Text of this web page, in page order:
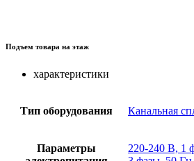
Подъем товара на этаж
характеристики
Тип оборудования Канальная
Параметры
220-240 В, 1